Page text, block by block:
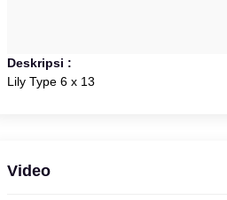
Deskripsi :
Lily Type 6 x 13
Video